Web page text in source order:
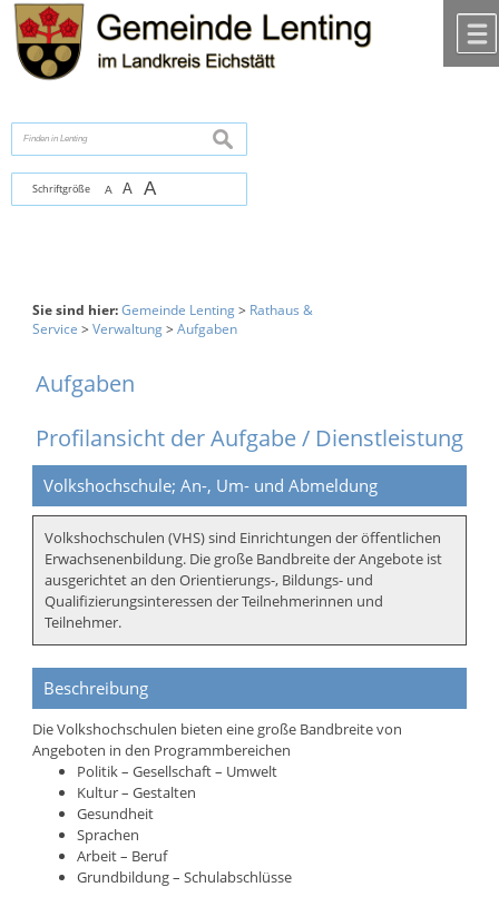
Zum Inhalt,zur Navigation oder zur Startseite springen.
Schriftgröße A A A
suchen
Sie sind hier: Gemeinde Lenting > Rathaus &
Service >Verwaltung >Aufgaben
Aufgaben
Profilansicht der Aufgabe / Dienstleistung
Volkshochschule; An-, Um- und Abmeldung
Volkshochschulen (VHS) sind Einrichtungen der öffentlichen
Erwachsenenbildung. Die große Bandbreite der Angebote ist
ausgerichtet an den Orientierungs-, Bildungs- und
Qualifizierungsinteressen der Teilnehmerinnen und
Teilnehmer.
Beschreibung
Die Volkshochschulen bieten eine große Bandbreite von
Angeboten in den Programmbereichen
Politik – Gesellschaft – Umwelt
Kultur – Gestalten
Gesundheit
Sprachen
Arbeit – Beruf
Grundbildung – Schulabschlüsse